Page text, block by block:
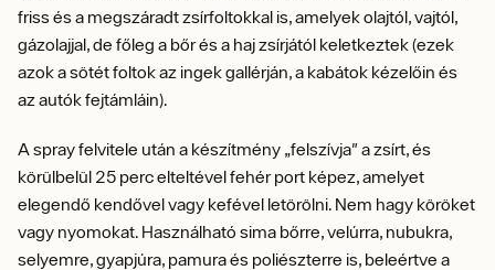
friss és a megszáradt zsírfoltokkal is, amelyek olajtól, vajtól,
gázolajjal, de főleg a bőr és a haj zsírjától keletkeztek (ezek
azok a sötét foltok az ingek gallérján, a kabátok kézelőin és
az autók fejtámláin).
A spray felvitele után a készítmény „felszívja" a zsírt, és
körülbelül 25 perc elteltével fehér port képez, amelyet
elegendő kendővel vagy kefével letörölni. Nem hagy köröket
vagy nyomokat. Használható sima bőrre, velúrra, nubukra,
selyemre, gyapjúra, pamura és poliészterre is, beleértve a